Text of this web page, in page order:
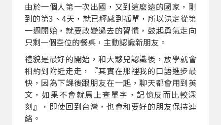
由於一個人第一次出國，又到這麼遠的國家，剛
到的第3、4天，就已經感到孤單，所以決定從第
一週開始，就要改變過去的習慣，鼓起勇氣走向
只剩一個空位的餐桌，主動認識新朋友。
禮貌是最好的開始，和大夥兒認識後，放學就會
相約到附近走走，『其實在那裡我的口語進步最
快，因為下課後跟朋友在一起，聊天都會用到英
文，如果不會就馬上查單字，記憶反而比較深
刻』，即使回到台灣，也會和要好的朋友保持連
絡。